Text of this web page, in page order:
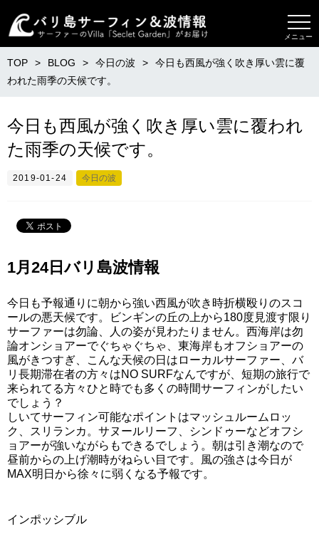
メニュー
TOP BLOG 今日の波
今日も西風が強く吹き厚い雲に覆
われた雨季の天候です。
今日も西風が強く吹き厚い雲に覆われ
た雨季の天候です。
2019-01-24 今日の波
1月24日バリ島波情報
今日も予報通りに朝から強い西風が吹き時折横殴りのスコ
ールの悪天候です。ビンギンの丘の上から180度見渡す限り
サーファーは勿論、人の姿が見わたりません。西海岸は勿
論オンショアーでぐちゃぐちゃ、東海岸もオフショアーの
風がきつすぎ、こんな天候の日はローカルサーファー、バ
リ長期滞在者の方々はNO SURFなんですが、短期の旅行で
来られてる方々ひと時でも多くの時間サーフィンがしたい
でしょう？
しいてサーフィン可能なポイントはマッシュルームロッ
ク、スリランカ。サヌールリーフ、シンドゥーなどオフシ
ョアーが強いながらもできるでしょう。朝は引き潮なので
昼前からの上げ潮時がねらい目です。風の強さは今日が
MAX明日から徐々に弱くなる予報です。
インポッシブル